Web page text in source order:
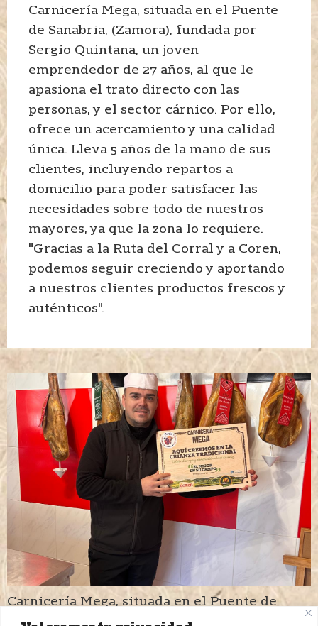
Carnicería Mega, situada en el Puente
de Sanabria, (Zamora), fundada por
Sergio Quintana, un joven
emprendedor de 27 años, al que le
apasiona el trato directo con las
personas, y el sector cárnico. Por ello,
ofrece un acercamiento y una calidad
única. Lleva 5 años de la mano de sus
clientes, incluyendo repartos a
domicilio para poder satisfacer las
necesidades sobre todo de nuestros
mayores, ya que la zona lo requiere.
"Gracias a la Ruta del Corral y a Coren,
podemos seguir creciendo y aportando
a nuestros clientes productos frescos y
auténticos".
Carnicería Mega, situada en el Puente de
Sanabria, (Zamora), fundada por Sergio